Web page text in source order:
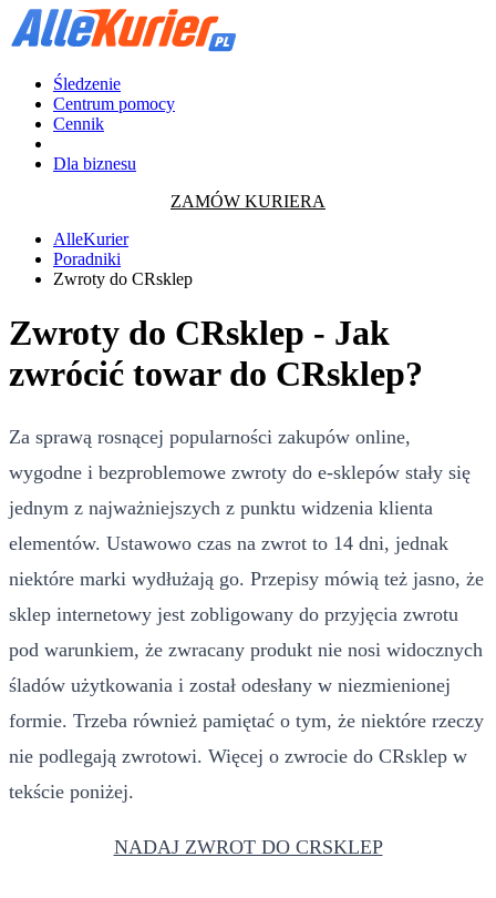
Śledzenie
Centrum pomocy
Cennik
Dla biznesu
ZAMÓW KURIERA
AlleKurier
Poradniki
Zwroty do CRsklep
Zwroty do CRsklep - Jak
zwrócić towar do CRsklep?
Za sprawą rosnącej popularności zakupów online,
wygodne i bezproblemowe zwroty do e-sklepów stały się
jednym z najważniejszych z punktu widzenia klienta
elementów. Ustawowo czas na zwrot to 14 dni, jednak
niektóre marki wydłużają go. Przepisy mówią też jasno, że
sklep internetowy jest zobligowany do przyjęcia zwrotu
pod warunkiem, że zwracany produkt nie nosi widocznych
śladów użytkowania i został odesłany w niezmienionej
formie. Trzeba również pamiętać o tym, że niektóre rzeczy
nie podlegają zwrotowi. Więcej o zwrocie do CRsklep w
tekście poniżej.
NADAJ ZWROT DO CRSKLEP